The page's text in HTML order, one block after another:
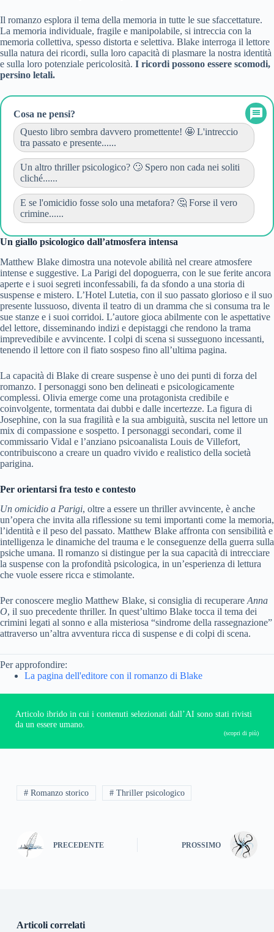
Il romanzo esplora il tema della memoria in tutte le sue sfaccettature.
La memoria individuale, fragile e manipolabile, si intreccia con la
memoria collettiva, spesso distorta e selettiva. Blake interroga il lettore
sulla natura dei ricordi, sulla loro capacità di plasmare la nostra identità
e sulla loro potenziale pericolosità. I ricordi possono essere scomodi,
persino letali.
Cosa ne pensi?
Questo libro sembra davvero promettente! 🤩 L'intreccio
tra passato e presente......
Un altro thriller psicologico? 🙄 Spero non cada nei soliti
cliché......
E se l'omicidio fosse solo una metafora? 🤔 Forse il vero
crimine......
Un giallo psicologico dall’atmosfera intensa
Matthew Blake dimostra una notevole abilità nel creare atmosfere
intense e suggestive. La Parigi del dopoguerra, con le sue ferite ancora
aperte e i suoi segreti inconfessabili, fa da sfondo a una storia di
suspense e mistero. L’Hotel Lutetia, con il suo passato glorioso e il suo
presente lussuoso, diventa il teatro di un dramma che si consuma tra le
sue stanze e i suoi corridoi. L’autore gioca abilmente con le aspettative
del lettore, disseminando indizi e depistaggi che rendono la trama
imprevedibile e avvincente. I colpi di scena si susseguono incessanti,
tenendo il lettore con il fiato sospeso fino all’ultima pagina.
La capacità di Blake di creare suspense è uno dei punti di forza del
romanzo. I personaggi sono ben delineati e psicologicamente
complessi. Olivia emerge come una protagonista credibile e
coinvolgente, tormentata dai dubbi e dalle incertezze. La figura di
Josephine, con la sua fragilità e la sua ambiguità, suscita nel lettore un
mix di compassione e sospetto. I personaggi secondari, come il
commissario Vidal e l’anziano psicoanalista Louis de Villefort,
contribuiscono a creare un quadro vivido e realistico della società
parigina.
Per orientarsi fra testo e contesto
Un omicidio a Parigi, oltre a essere un thriller avvincente, è anche
un’opera che invita alla riflessione su temi importanti come la memoria,
l’identità e il peso del passato. Matthew Blake affronta con sensibilità e
intelligenza le dinamiche del trauma e le conseguenze della guerra sulla
psiche umana. Il romanzo si distingue per la sua capacità di intrecciare
la suspense con la profondità psicologica, in un’esperienza di lettura
che vuole essere ricca e stimolante.
Per conoscere meglio Matthew Blake, si consiglia di recuperare Anna
O, il suo precedente thriller. In quest’ultimo Blake tocca il tema dei
crimini legati al sonno e alla misteriosa “sindrome della rassegnazione”
attraverso un’altra avventura ricca di suspense e di colpi di scena.
Per approfondire:
La pagina dell'editore con il romanzo di Blake
Articolo ibrido in cui i contenuti selezionati dall’AI sono stati rivisti
da un essere umano.
(scopri di più)
# Romanzo storico # Thriller psicologico
PRECEDENTE PROSSIMO
Articoli correlati